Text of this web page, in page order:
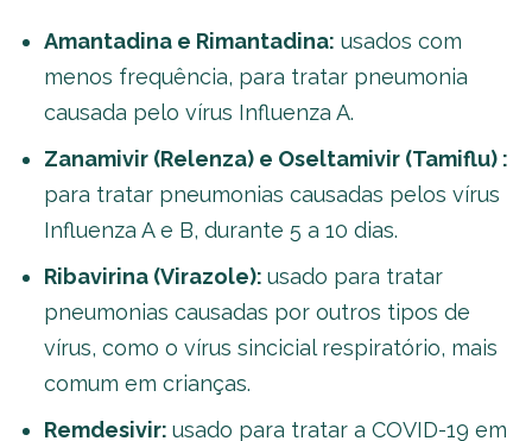
Amantadina e Rimantadina: usados com
menos frequência, para tratar pneumonia
causada pelo vírus Influenza A.
Zanamivir (Relenza) e Oseltamivir (Tamiflu) :
para tratar pneumonias causadas pelos vírus
Influenza A e B, durante 5 a 10 dias.
Ribavirina (Virazole): usado para tratar
pneumonias causadas por outros tipos de
vírus, como o vírus sincicial respiratório, mais
comum em crianças.
Remdesivir: usado para tratar a COVID-19 em